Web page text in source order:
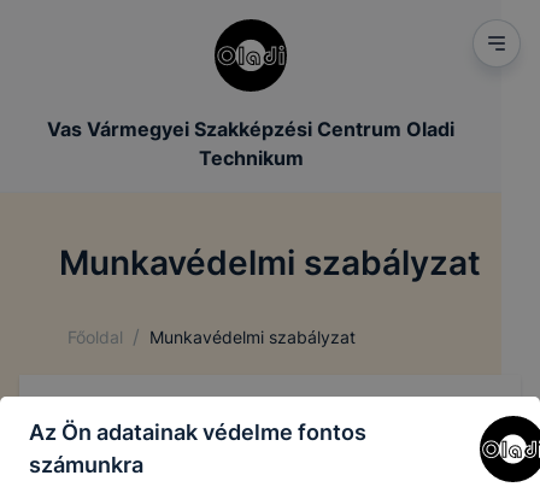
Vas Vármegyei Szakképzési Centrum Oladi
Technikum
Munkavédelmi szabályzat
Főoldal / Munkavédelmi szabályzat
Munkavédelmi szabályzat
Az Ön adatainak védelme fontos
számunkra